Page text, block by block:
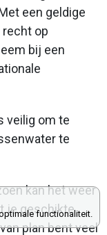
een geldige
recht op
bij een
veilig om te
te
kan het weer
je geschikte
plan bent veel
functionaliteit.